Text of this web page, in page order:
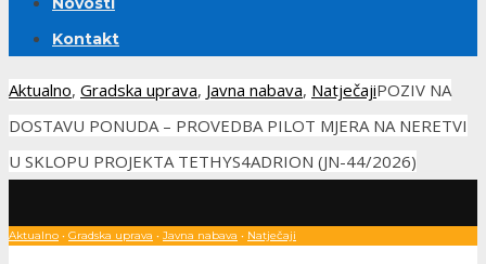
Kontakt
Aktualno, Gradska uprava, Javna nabava, NatječajiPOZIV NA
DOSTAVU PONUDA – PROVEDBA PILOT MJERA NA NERETVI
U SKLOPU PROJEKTA TETHYS4ADRION (JN-44/2026)
Aktualno • Gradska uprava • Javna nabava • Natječaji